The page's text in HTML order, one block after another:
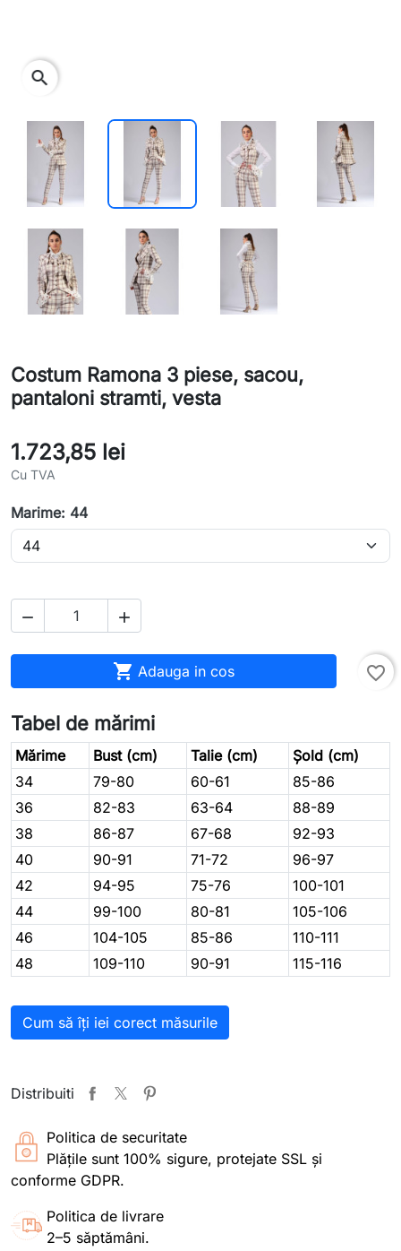
Costum Ramona 3 piese, sacou,
pantaloni stramti, vesta
1.723,85 lei
Cu TVA
Marime: 44
 
 Adauga in cos favorite_border
Tabel de mărimi
Mărime Bust (cm) Talie (cm)
Șold (cm)
34
79-80 60-61
85-86
36
82-83 63-64
88-89
38
86-87 67-68
92-93
40
90-91 71-72
96-97
42
94-95 75-76
100-101
44
99-100 80-81
105-106
46
104-105 85-86
110-111
48
109-110 90-91 115-116
Cum să îți iei corect măsurile
Distribuiti
Politica de securitate
Plățile sunt 100% sigure, protejate SSL și
conforme GDPR.
Politica de livrare
2–5 săptămâni.